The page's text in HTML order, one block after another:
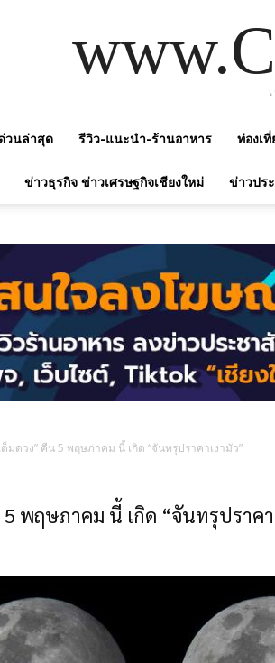
วนล่าสุด รีวิว-แนะนำ-ร้านอาหาร ท่องเ
ข่าวธุรกิจ ข่าวเศรษฐกิจเชียงใหม่ ข่าวปร
ต็มดวง” คืน 5 พฤษภาคม นี้ เกิด “จันทรุปราคาเงามัว”
พฤษภาคม นี้ เกิด “จันทรุปราคา